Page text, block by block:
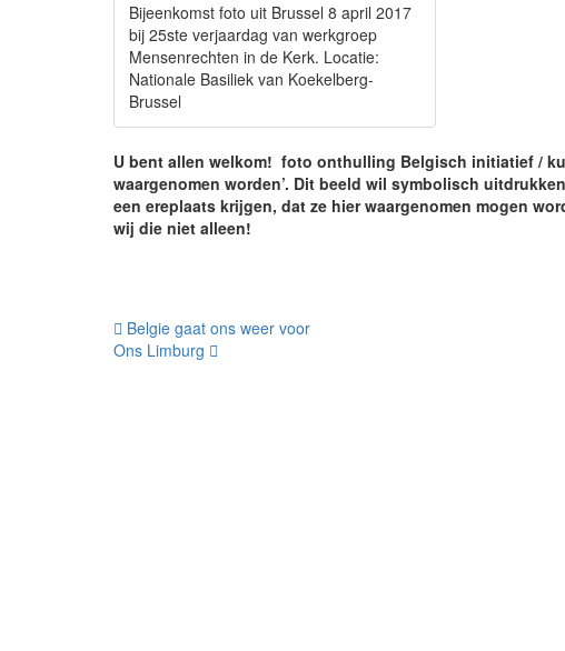
Bijeenkomst foto uit Brussel 8 april 2017
bij 25ste verjaardag van werkgroep
Mensenrechten in de Kerk. Locatie:
Nationale Basiliek van Koekelberg-
Brussel
U bent allen welkom! foto onthulling Belgisch initiatief /
waargenomen worden’. Dit beeld wil symbolisch
een ereplaats krijgen, dat ze hier waargenomen mogen
wij die niet alleen!
Bericht
navigatie
Belgie gaat ons weer voor
Ons Limburg